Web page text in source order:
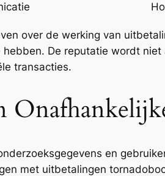
over de werking van
De reputatie wordt
transacties.
en
met uitbetalingen